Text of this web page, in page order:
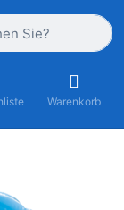
Warenkorb